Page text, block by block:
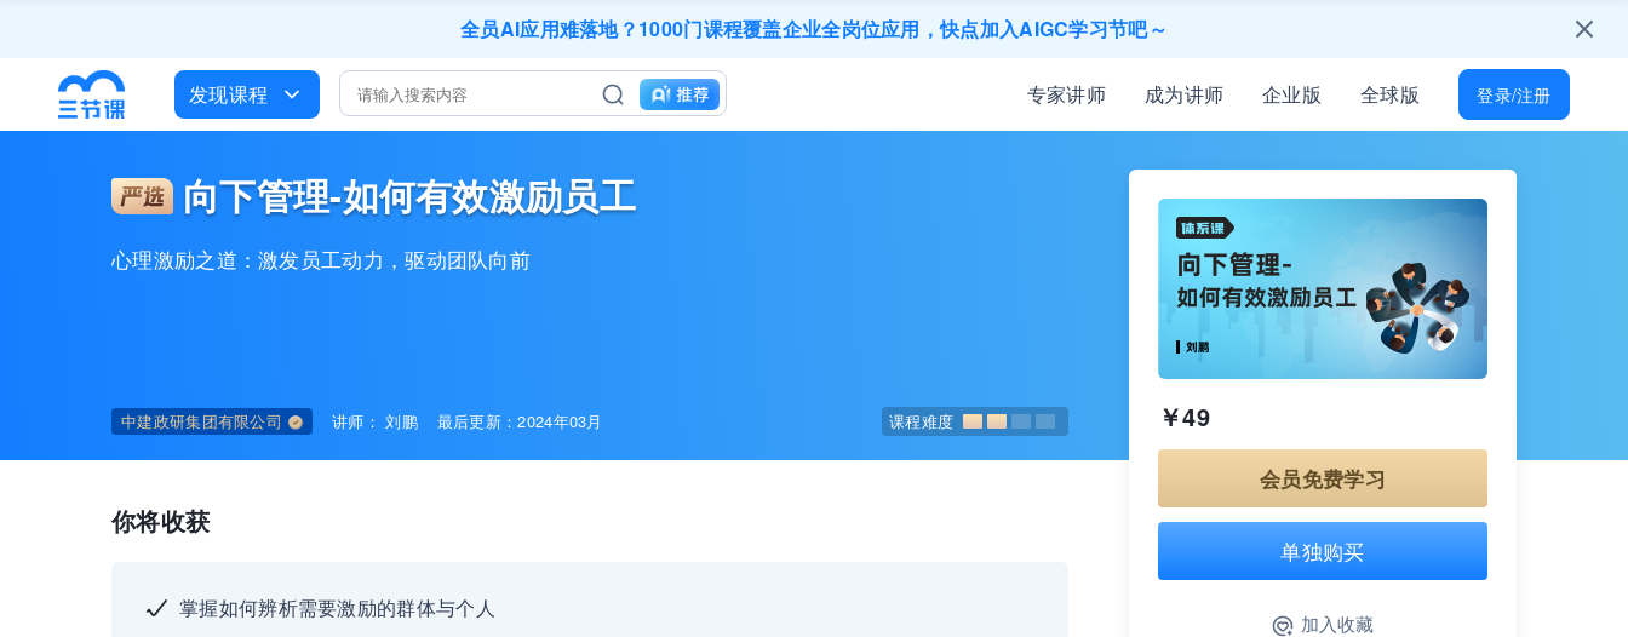
全员AI应用难落地？1000门课程覆盖企业全岗位应用，快点加入AIGC学习节吧～
培训人只给员工找学习资源，却忘记自己也要成长提升？90天免费学习期限只为培训人开放
出海业务到底要落地哪些国家才合适？国别文化与扶持政策均在这里能找到
企业正处于快速成长期，但员工能力跟不上发展？8000门课程解决成长型企业所有岗位技能差距
AI职场发展实战课：深度解读AI在不同职业场景下的业务赋能
🔥精选10门AI王牌课：助你成功入行AI岗位，🚀成为行业AI人才！
三节课X工信部AI岗位能力认证 · 全国合伙人招募！
发现课程 专家讲师 成为讲师 企业版 全球版 登录/注册
向下管理-如何有效激励员工
心理激励之道：激发员工动力，驱动团队向前
中建政研集团有限公司 讲师：刘鹏 最后更新：2024年03月 课程难度 ￥49
会员免费学习
单独购买
加入收藏
你将收获
掌握如何辨析需要激励的群体与个人